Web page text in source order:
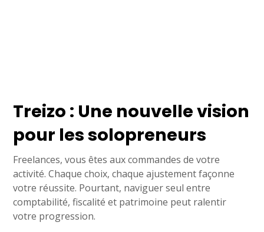
Treizo : Une nouvelle vision
pour les solopreneurs
Freelances, vous êtes aux commandes de votre
activité. Chaque choix, chaque ajustement façonne
votre réussite. Pourtant, naviguer seul entre
comptabilité, fiscalité et patrimoine peut ralentir
votre progression.